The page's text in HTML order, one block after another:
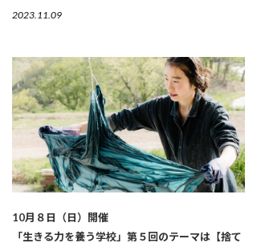
2023.11.09
10月８日（日）開催
「生きる力を養う学校」第５回のテーマは【捨て